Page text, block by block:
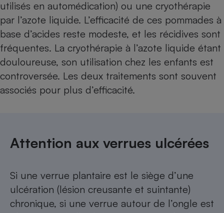
utilisés en automédication) ou une cryothérapie
par l’azote liquide. L’efficacité de ces pommades à
base d’acides reste modeste, et les récidives sont
fréquentes. La cryothérapie à l’azote liquide étant
douloureuse, son utilisation chez les enfants est
controversée. Les deux traitements sont souvent
associés pour plus d’efficacité.
Attention aux verrues ulcérées
Si une verrue plantaire est le siège d’une
ulcération (lésion creusante et suintante)
chronique, si une verrue autour de l’ongle est